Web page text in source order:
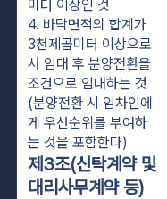
미터 이상인 것
4. 바닥면적의 합계가
3천제곱미터 이상으로
서 임대 후 분양전환을
조건으로 임대하는 것
(분양전환 시 임차인에
게 우선순위를 부여하
는 것을 포함한다)
제3조(신탁계약 및
대리사무계약 등)